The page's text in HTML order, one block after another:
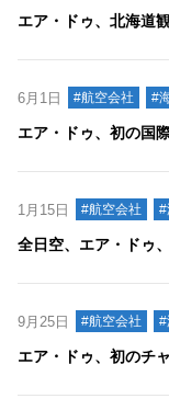
エア・ドゥ、北海道
6月1日 #航空会社 #
エア・ドゥ、初の国
1月15日 #航空会社 #
全日空、エア・ドゥ
9月25日 #航空会社 #
エア・ドゥ、初のチ